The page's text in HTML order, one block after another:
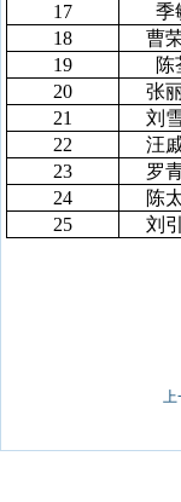
17
季
18
曹
19
陈
20
张
21
刘
22
汪
23
罗
24
陈
25
刘
上